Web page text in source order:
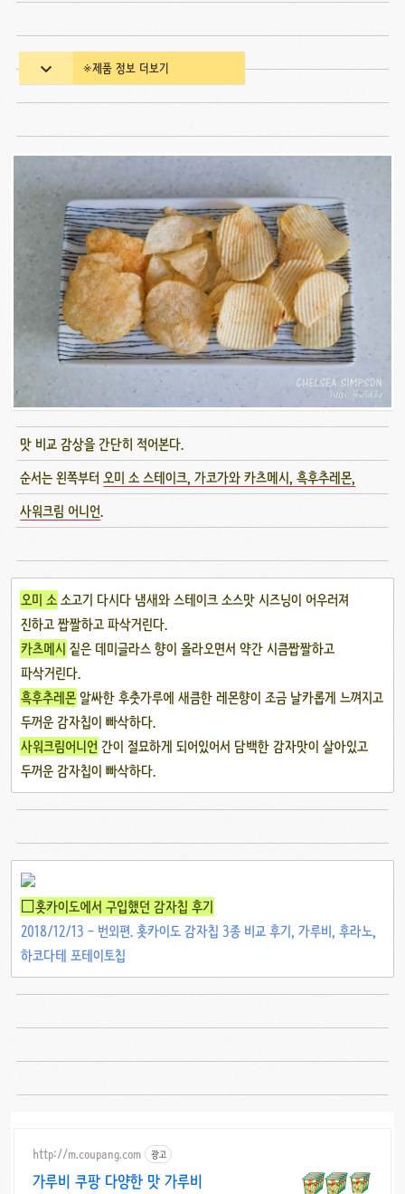
※제품 정보 더보기
맛 비교 감상을 간단히 적어본다.
순서는 왼쪽부터오미 소 스테이크, 가코가와 카츠메시, 흑후추레몬,
사워크림 어니언.
오미 소소고기 다시다 냄새와 스테이크 소스맛 시즈닝이 어우러져
진하고 짭짤하고 파삭거린다.
카츠메시 짙은 데미글라스 향이 올라오면서 약간 시큼짭짤하고
파삭거린다.
흑후추레몬알싸한 후춧가루에 새큼한 레몬향이 조금 날카롭게 느껴지고
두꺼운 감자칩이 빠삭하다.
사워크림어니언 간이 절묘하게 되어있어서 담백한 감자맛이 살아있고
두꺼운 감자칩이 빠삭하다.
□홋카이도에서 구입했던 감자칩 후기
2018/12/13 - 번외편. 홋카이도 감자칩 3종 비교 후기, 가루비, 후라노,
하코다테 포테이토칩
http://m.coupang.com 광고
가루비 쿠팡 다양한 맛 가루비